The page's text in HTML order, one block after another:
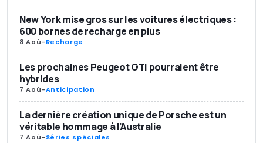
New York mise gros sur les voitures électriques :
600 bornes de recharge en plus
8 Aoû-Recharge
Les prochaines Peugeot GTi pourraient être
hybrides
7 Aoû-Anticipation
La dernière création unique de Porsche est un
véritable hommage à l’Australie
7 Aoû-Séries spéciales